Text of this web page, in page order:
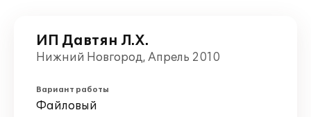
ИП Давтян Л.Х.
Нижний Новгород, Апрель 2010
Вариант работы
Файловый